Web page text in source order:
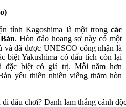
tỉnh Kagoshima là một trong các
. Hòn đảo hoang sơ này có một
và đã được UNESCO công nhận là
biệt Yakushima có dấu tích còn lại
đặc biệt có giá trị. Mỗi năm hơn
yêu thiên nhiên viếng thăm hòn